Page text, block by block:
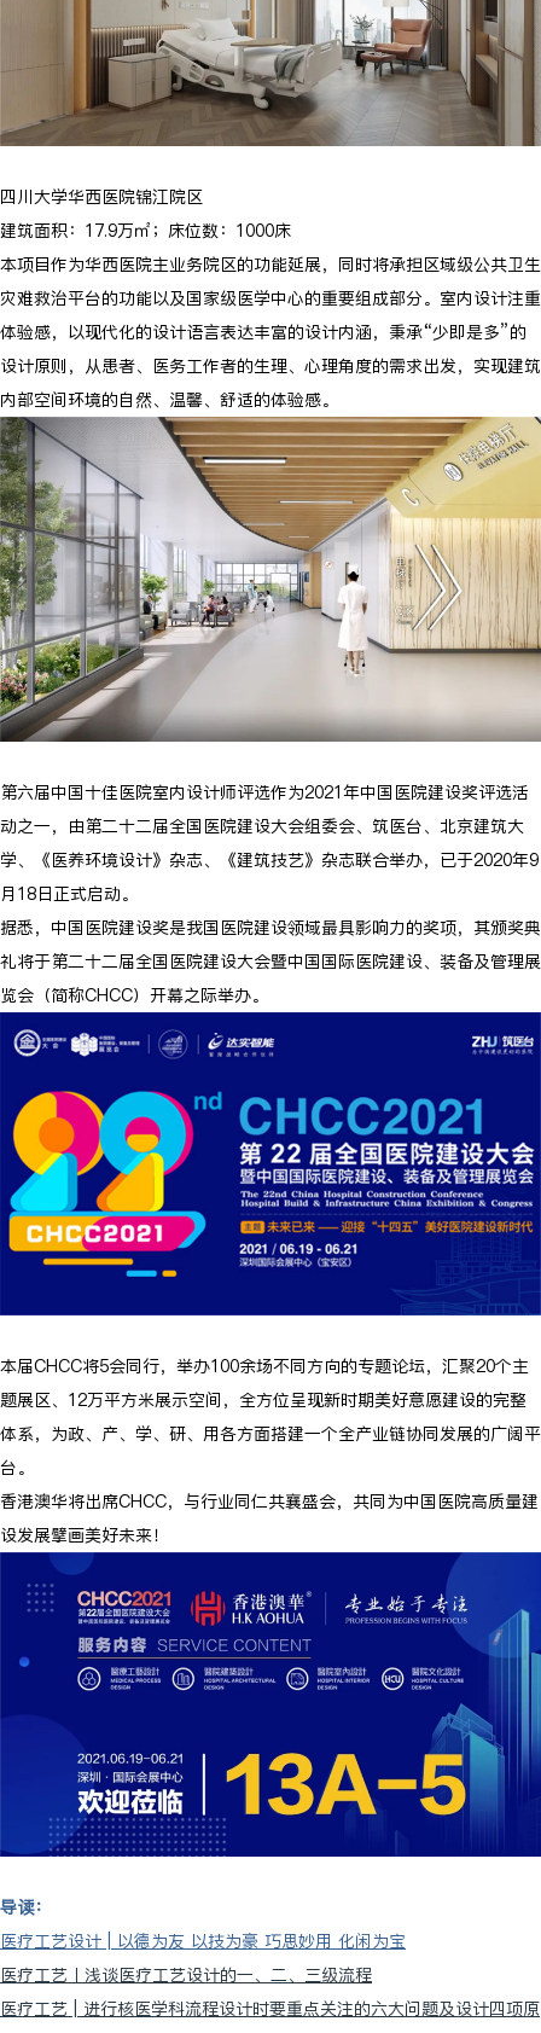
四川大学华西医院锦江院区
建筑面积：17.9万㎡；床位数：1000床
本项目作为华西医院主业务院区的功能延展，同时将承担区域级公共卫生
灾难救治平台的功能以及国家级医学中心的重要组成部分。室内设计注重
体验感，以现代化的设计语言表达丰富的设计内涵，秉承“少即是多”的
设计原则，从患者、医务工作者的生理、心理角度的需求出发，实现建筑
内部空间环境的自然、温馨、舒适的体验感。
第六届中国十佳医院室内设计师评选作为2021年中国医院建设奖评选活
动之一，由第二十二届全国医院建设大会组委会、筑医台、北京建筑大
学、《医养环境设计》杂志、《建筑技艺》杂志联合举办，已于2020年9
月18日正式启动。
据悉，中国医院建设奖是我国医院建设领域最具影响力的奖项，其颁奖典
礼将于第二十二届全国医院建设大会暨中国国际医院建设、装备及管理展
览会（简称CHCC）开幕之际举办。
本届CHCC将5会同行，举办100余场不同方向的专题论坛，汇聚20个主
题展区、12万平方米展示空间，全方位呈现新时期美好意愿建设的完整
体系，为政、产、学、研、用各方面搭建一个全产业链协同发展的广阔平
台。
香港澳华将出席CHCC，与行业同仁共襄盛会，共同为中国医院高质量建
设发展擘画美好未来！
导读：
医疗工艺设计 | 以德为友 以技为豪 巧思妙用 化闲为宝
医疗工艺丨浅谈医疗工艺设计的一、二、三级流程
医疗工艺 | 进行核医学科流程设计时要重点关注的六大问题及设计四项原